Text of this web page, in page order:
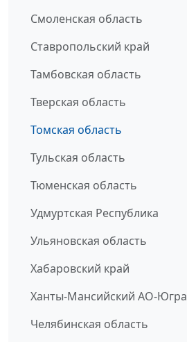
Смоленская область
Ставропольский край
Тамбовская область
Тверская область
Томская область
Тульская область
Тюменская область
Удмуртская Республика
Ульяновская область
Хабаровский край
Ханты-Мансийский АО-Югра
Челябинская область